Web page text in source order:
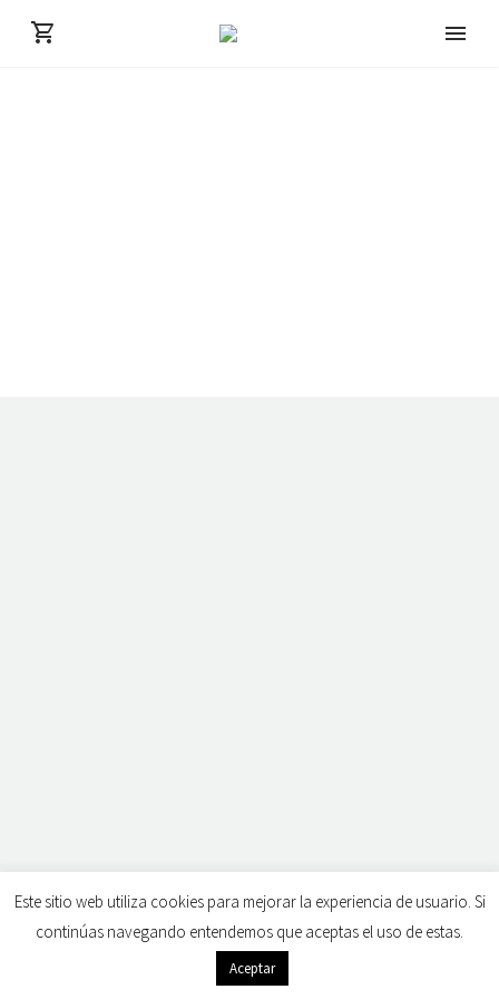
Este sitio web utiliza cookies para mejorar la experiencia de usuario. Si
continúas navegando entendemos que aceptas el uso de estas.
Aceptar